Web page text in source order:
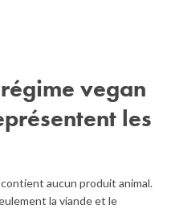
vegan
les
aucun produit animal.
la viande et le